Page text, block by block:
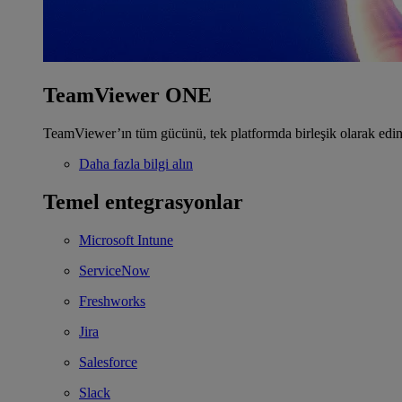
TeamViewer ONE
TeamViewer’ın tüm gücünü, tek platformda birleşik olarak
Daha fazla bilgi alın
Temel entegrasyonlar
Microsoft Intune
ServiceNow
Freshworks
Jira
Salesforce
Slack